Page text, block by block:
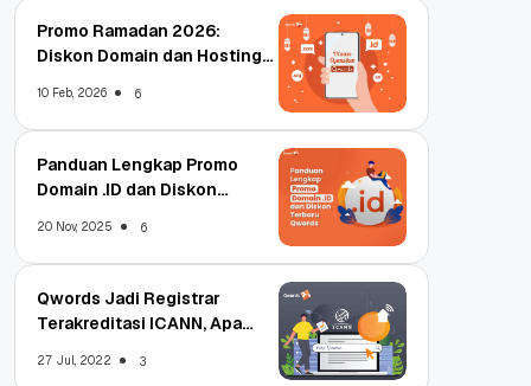
Promo Ramadan 2026:
Diskon Domain dan Hosting
10 Feb, 2026 6
Panduan Lengkap Promo
Domain .ID dan Diskon
20 Nov, 2025 6
Qwords Jadi Registrar
Terakreditasi ICANN, Apa
27 Jul, 2022 3